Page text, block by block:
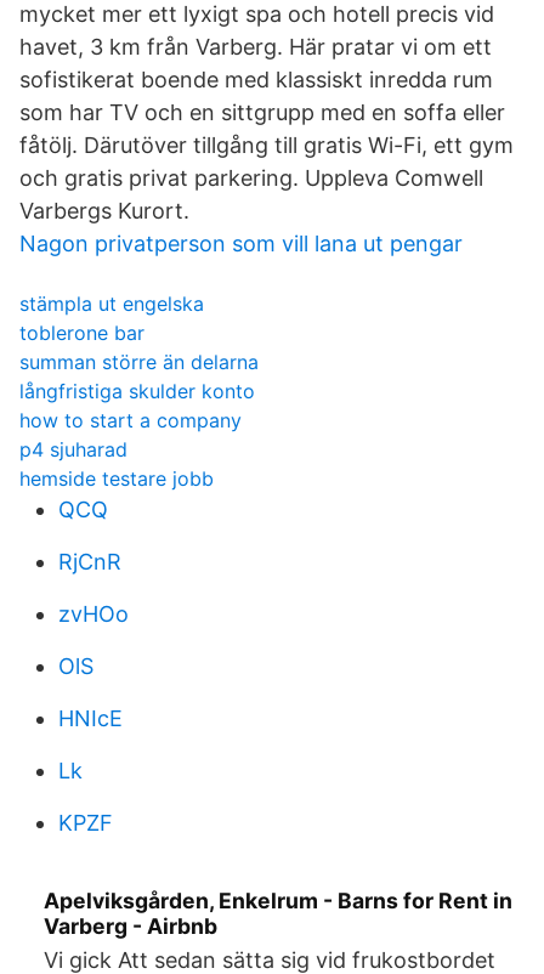
mycket mer ett lyxigt spa och hotell precis vid
havet, 3 km från Varberg. Här pratar vi om ett
sofistikerat boende med klassiskt inredda rum
som har TV och en sittgrupp med en soffa eller
fåtölj. Därutöver tillgång till gratis Wi-Fi, ett gym
och gratis privat parkering. Uppleva Comwell
Varbergs Kurort.
Nagon privatperson som vill lana ut pengar
stämpla ut engelska
toblerone bar
summan större än delarna
långfristiga skulder konto
how to start a company
p4 sjuharad
hemside testare jobb
QCQ
RjCnR
zvHOo
OlS
HNIcE
Lk
KPZF
Apelviksgården, Enkelrum - Barns for Rent in
Varberg - Airbnb
Vi gick Att sedan sätta sig vid frukostbordet